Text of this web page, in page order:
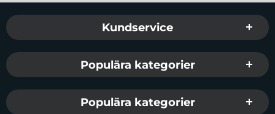
Sidfot Blandad info och länkar
Kundservice
Populära kategorier
Populära kategorier